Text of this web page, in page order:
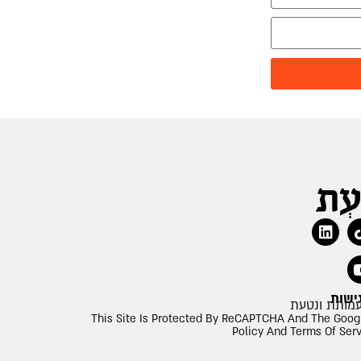
This Site Is Protected By ReCAPTCHA And The
Policy And Terms Of